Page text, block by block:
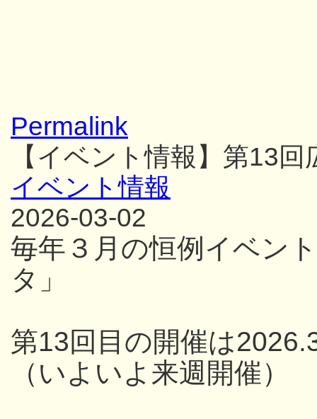
Permalink
【イベント情報】第13
イベント情報
2026-03-02
毎年３月の恒例イベン
タ」
第13回目の開催は
（いよいよ来週開催）